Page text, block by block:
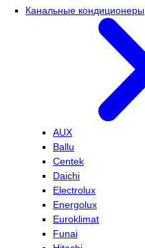
Канальные кондиционеры
AUX
Ballu
Centek
Daichi
Electrolux
Energolux
Euroklimat
Funai